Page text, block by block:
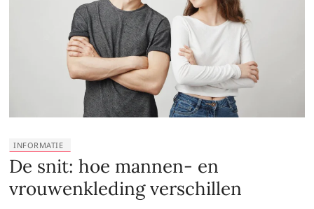
INFORMATIE
De snit: hoe mannen- en
vrouwenkleding verschillen